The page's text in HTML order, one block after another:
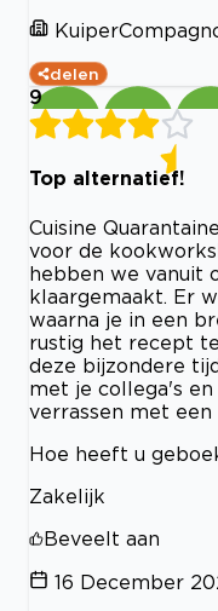
delen
9
Top alternatief!
Cuisine
voor de
hebben we vanuit
klaargemaakt. Er
waarna je in een
rustig het recept
deze bijzondere
met je collega's
verrassen met
Hoe heeft u
Zakelijk
Beveelt aan
16 December